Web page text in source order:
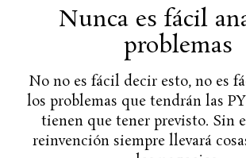
Nunca es fácil
problemas
No no es fácil decir esto, no es
los problemas que tendrán las
tienen que tener previsto. Sin
reinvención siempre llevará